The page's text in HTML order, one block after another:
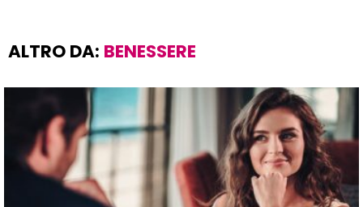
ALTRO DA: BENESSERE